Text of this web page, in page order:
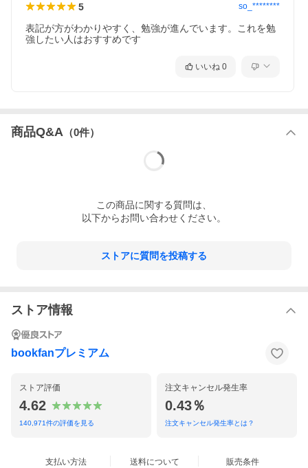
5 so_********
表記が方がわかりやすく、勉強が進んでいます。これを勉
強したい人はおすすめです
いいね 0
商品Q&A （0件）
この商品に関する質問は、
以下からお問い合わせください。
ストアに質問を投稿する
ストア情報
bookfanプレミアム
ストア評価
4.62
140,971件の評価を見る
注文キャンセル発生率
0.43％
注文キャンセル発生率とは？
支払い方法 送料について 販売条件